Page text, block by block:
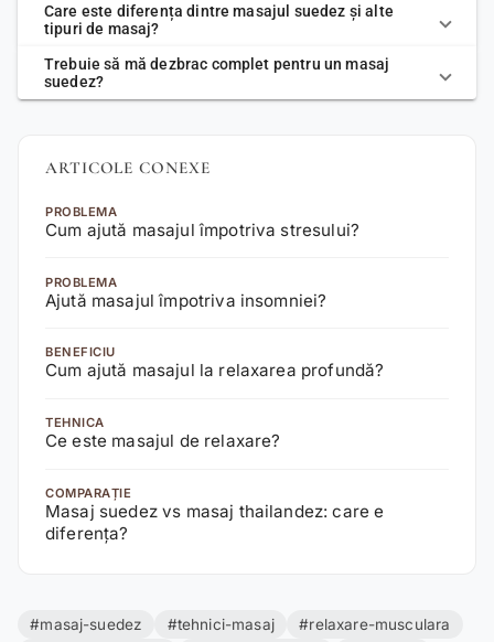
Care este diferența dintre masajul suedez și alte
tipuri de masaj?
Trebuie să mă dezbrac complet pentru un masaj
suedez?
ARTICOLE CONEXE
PROBLEMA
Cum ajută masajul împotriva stresului?
PROBLEMA
Ajută masajul împotriva insomniei?
BENEFICIU
Cum ajută masajul la relaxarea profundă?
TEHNICA
Ce este masajul de relaxare?
COMPARAȚIE
Masaj suedez vs masaj thailandez: care e
diferența?
#masaj-suedez #tehnici-masaj
#relaxare-musculara